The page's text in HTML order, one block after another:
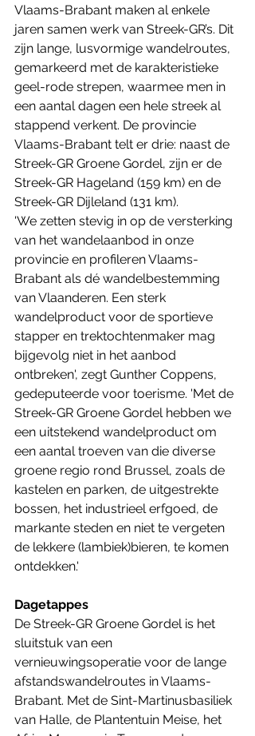
Vlaams-Brabant maken al enkele
jaren samen werk van Streek-GR’s. Dit
zijn lange, lusvormige wandelroutes,
gemarkeerd met de karakteristieke
geel-rode strepen, waarmee men in
een aantal dagen een hele streek al
stappend verkent. De provincie
Vlaams-Brabant telt er drie: naast de
Streek-GR Groene Gordel, zijn er de
Streek-GR Hageland (159 km) en de
Streek-GR Dijleland (131 km).
​'We zetten stevig in op de versterking
van het wandelaanbod in onze
provincie en profileren Vlaams-
Brabant als dé wandelbestemming
van Vlaanderen. Een sterk
wandelproduct voor de sportieve
stapper en trektochtenmaker mag
bijgevolg niet in het aanbod
ontbreken', zegt Gunther Coppens,
gedeputeerde voor toerisme. 'Met de
Streek-GR Groene Gordel hebben we
een uitstekend wandelproduct om
een aantal troeven van die diverse
groene regio rond Brussel, zoals de
kastelen en parken, de uitgestrekte
bossen, het industrieel erfgoed, de
markante steden en niet te vergeten
de lekkere (lambiek)bieren, te komen
ontdekken.'
Dagetappes
De Streek-GR Groene Gordel is het
sluitstuk van een
vernieuwingsoperatie voor de lange
afstandswandelroutes in Vlaams-
Brabant. Met de Sint-Martinusbasiliek
van Halle, de Plantentuin Meise, het